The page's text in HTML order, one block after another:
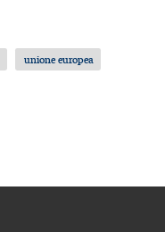
unione europea